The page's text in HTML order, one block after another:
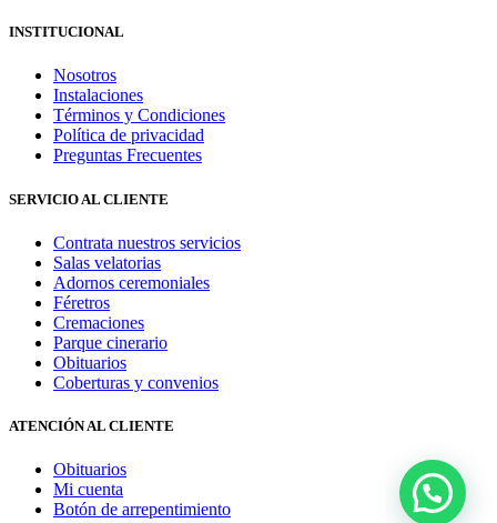
INSTITUCIONAL
Nosotros
Instalaciones
Términos y Condiciones
Política de privacidad
Preguntas Frecuentes
SERVICIO AL CLIENTE
Contrata nuestros servicios
Salas velatorias
Adornos ceremoniales
Féretros
Cremaciones
Parque cinerario
Obituarios
Coberturas y convenios
ATENCIÓN AL CLIENTE
Obituarios
Mi cuenta
Botón de arrepentimiento